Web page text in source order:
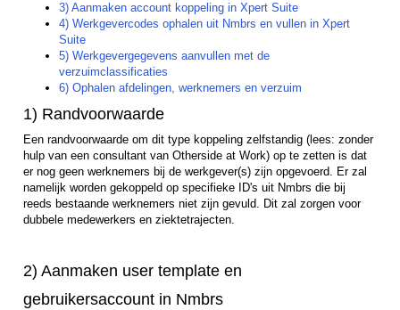
3) Aanmaken account koppeling in Xpert Suite
4) Werkgevercodes ophalen uit Nmbrs en vullen in Xpert
Suite
5) Werkgevergegevens aanvullen met de
verzuimclassificaties
6) Ophalen afdelingen, werknemers en verzuim
1) Randvoorwaarde
Een randvoorwaarde om dit type koppeling zelfstandig (lees: zonder
hulp van een consultant van Otherside at Work) op te zetten is dat
er nog geen werknemers bij de werkgever(s) zijn opgevoerd. Er zal
namelijk worden gekoppeld op specifieke ID's uit Nmbrs die bij
reeds bestaande werknemers niet zijn gevuld. Dit zal zorgen voor
dubbele medewerkers en ziektetrajecten.
2) Aanmaken user template en
gebruikersaccount in Nmbrs